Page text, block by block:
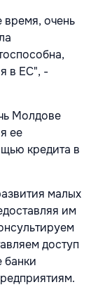
время, очень
в ЕС", -
Молдове
ее
кредита в
малых
им
доступ
банки